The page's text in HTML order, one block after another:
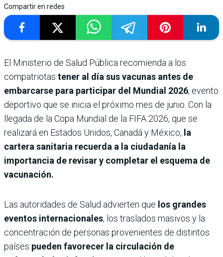
Compartir en redes
El Ministerio de Salud Pública recomienda a los
compatriotas tener al día sus vacunas antes de
embarcarse para participar del Mundial 2026, evento
deportivo que se inicia el próximo mes de junio. Con la
llegada de la Copa Mundial de la FIFA 2026, que se
realizará en Estados Unidos, Canadá y México, la
cartera sanitaria recuerda a la ciudadanía la
importancia de revisar y completar el esquema de
vacunación.
Las autoridades de Salud advierten que los grandes
eventos internacionales, los traslados masivos y la
concentración de personas provenientes de distintos
países pueden favorecer la circulación de